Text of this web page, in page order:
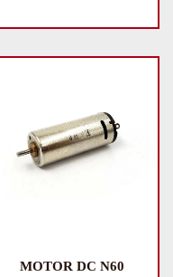
MOTOR DC N60